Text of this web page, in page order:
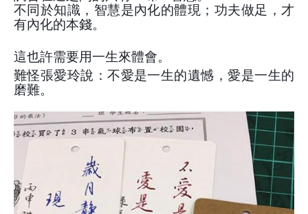
不同於知識，智慧是內化的體現；功夫做足，才
有內化的本錢。
這也許需要用一生來體會。
難怪張愛玲說：不愛是一生的遺憾，愛是一生的
磨難。